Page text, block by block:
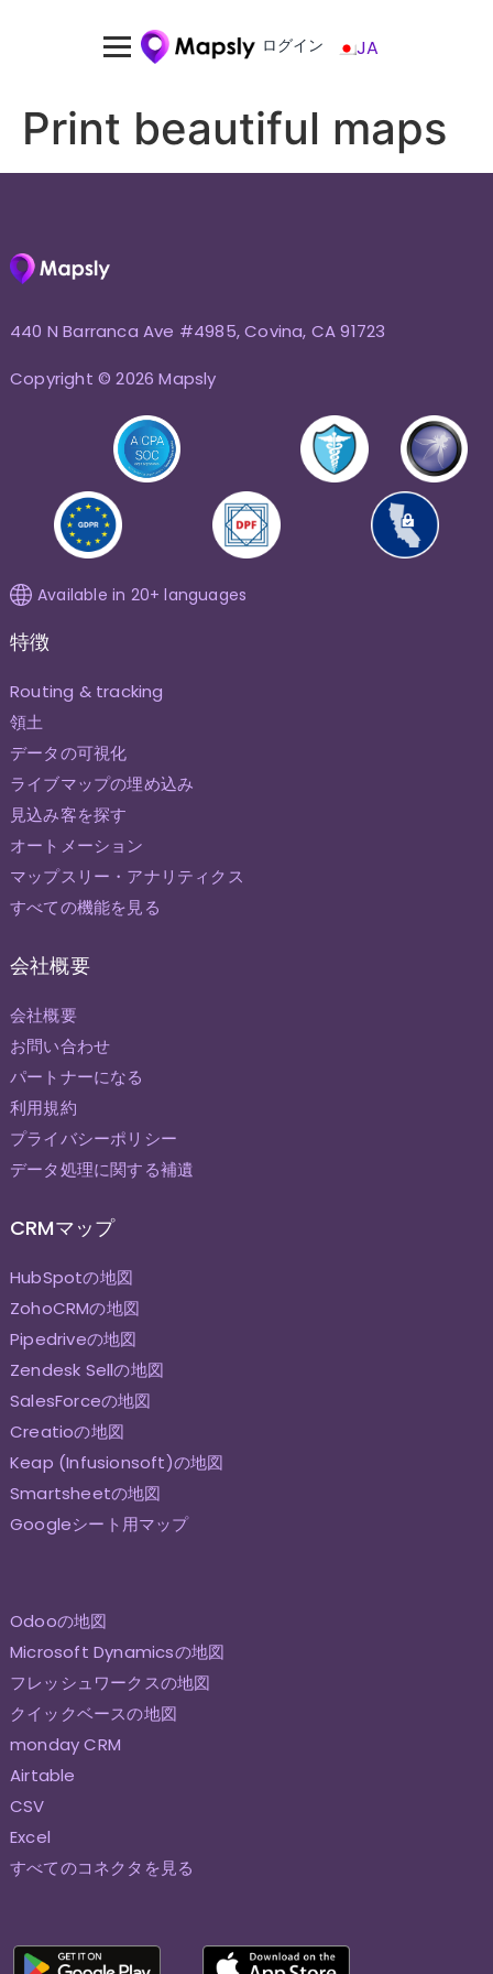
ログイン JA
Print beautiful maps
440 N Barranca Ave #4985, Covina, CA 91723
Copyright © 2026 Mapsly
Available in 20+ languages
特徴
Routing & tracking
領土
データの可視化
ライブマップの埋め込み
見込み客を探す
オートメーション
マップスリー・アナリティクス
すべての機能を見る
会社概要
会社概要
お問い合わせ
パートナーになる
利用規約
プライバシーポリシー
データ処理に関する補遺
CRMマップ
HubSpotの地図
ZohoCRMの地図
Pipedriveの地図
Zendesk Sellの地図
SalesForceの地図
Creatioの地図
Keap (Infusionsoft)の地図
Smartsheetの地図
Googleシート用マップ
Odooの地図
Microsoft Dynamicsの地図
フレッシュワークスの地図
クイックベースの地図
monday CRM
Airtable
CSV
Excel
すべてのコネクタを見る